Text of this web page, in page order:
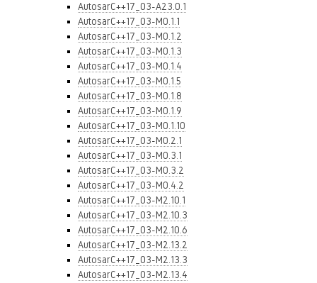
AutosarC++17_03-A23.0.1
AutosarC++17_03-M0.1.1
AutosarC++17_03-M0.1.2
AutosarC++17_03-M0.1.3
AutosarC++17_03-M0.1.4
AutosarC++17_03-M0.1.5
AutosarC++17_03-M0.1.8
AutosarC++17_03-M0.1.9
AutosarC++17_03-M0.1.10
AutosarC++17_03-M0.2.1
AutosarC++17_03-M0.3.1
AutosarC++17_03-M0.3.2
AutosarC++17_03-M0.4.2
AutosarC++17_03-M2.10.1
AutosarC++17_03-M2.10.3
AutosarC++17_03-M2.10.6
AutosarC++17_03-M2.13.2
AutosarC++17_03-M2.13.3
AutosarC++17_03-M2.13.4